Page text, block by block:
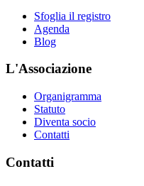
Sfoglia il registro
Agenda
Blog
L'Associazione
Organigramma
Statuto
Diventa socio
Contatti
Contatti